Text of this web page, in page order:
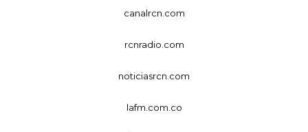
canalrcn.com
rcnradio.com
noticiasrcn.com
lafm.com.co